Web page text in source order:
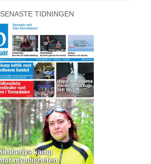
SENASTE TIDNINGEN